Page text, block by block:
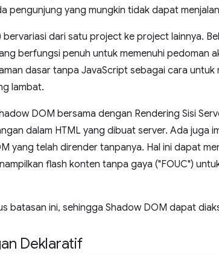
pengunjung yang mungkin tidak dapat
bervariasi dari satu project ke project lainnya.
berfungsi penuh untuk memenuhi pedoman
dasar tanpa JavaScript sebagai cara
lambat.
DOM bersama dengan Rendering Sisi
dalam HTML yang dibuat server. Ada juga
yang telah dirender tanpanya. Hal ini dapat
flash konten tanpa gaya ("FOUC")
batasan ini, sehingga Shadow DOM dapat
Deklaratif